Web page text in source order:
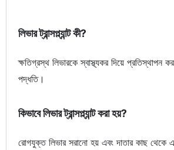
লিভার ট্রান্সপ্ল্যান্ট কী?
ক্ষতিগ্রস্থ লিভারকে স্বাস্থ্যকর দিয়ে প্রতিস্থাপন
পদ্ধতি।
কিভাবে লিভার ট্রান্সপ্ল্যান্ট করা হয়?
রোগযুক্ত লিভার সরানো হয় এবং দাতার কাছ থেকে